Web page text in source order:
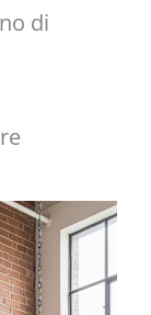
di